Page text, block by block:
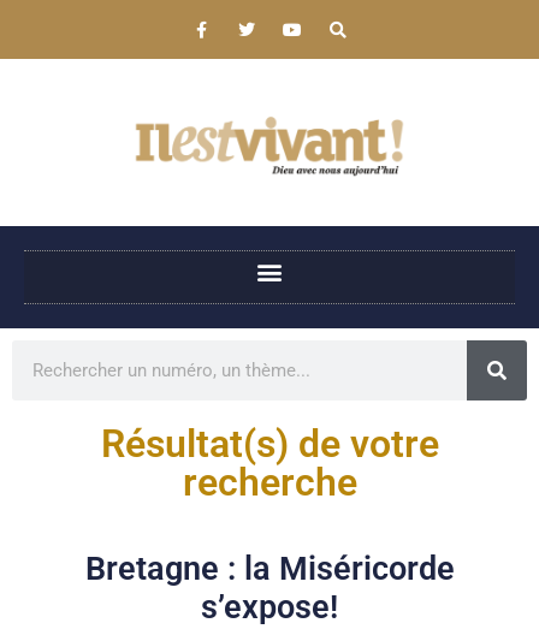
Résultat(s) de votre
recherche
Bretagne : la Miséricorde
s’expose!